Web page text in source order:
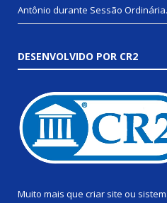
Antônio durante Sessão Ordinária.
DESENVOLVIDO POR CR2
Muito mais que criar site ou